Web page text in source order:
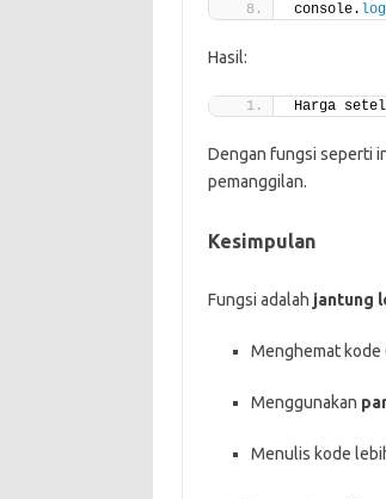
console. log
Hasil:
Harga
Dengan fungsi seperti
pemanggilan.
Kesimpulan
Fungsi adalah jantung
Menghemat kode
Menggunakan
Menulis kode